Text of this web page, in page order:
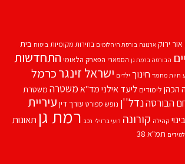
אור ירוק ארנונה בורסת היהלומים בחירות מקומיות ביטוח בית
הבורסה ברמת גן הספארי הפארק הלאומי התחדשות
חיות מחמד חינוך ילדים ישראל זינגרכרמל
הכהן לימודים ליעד אילנימד''אמשטרה משטרת
הבורסהנדל''ן נופש ספורט עורך דין עיריית
קהילה קורונה רועי ברזילי רכב רמת גן תאונות
תמ"א 38